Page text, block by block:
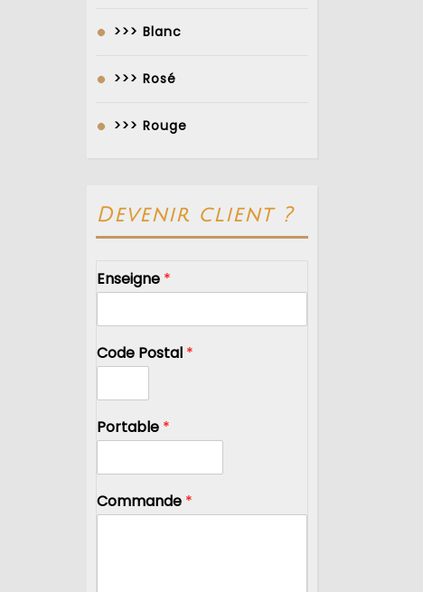
>>> Blanc
>>> Rosé
>>> Rouge
Devenir client ?
Enseigne *
Code Postal *
Portable *
Commande *